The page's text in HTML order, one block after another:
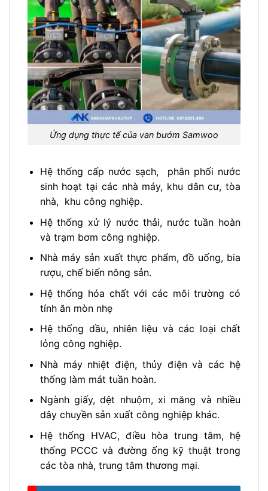
Ứng dụng thực tế của van bướm Samwoo
Hệ thống cấp nước sạch, phân phối nước
sinh hoạt tại các nhà máy, khu dân cư, tòa
nhà, khu công nghiệp.
Hệ thống xử lý nước thải, nước tuần hoàn
và trạm bơm công nghiệp.
Nhà máy sản xuất thực phẩm, đồ uống, bia
rượu, chế biến nông sản.
Hệ thống hóa chất với các môi trường có
tính ăn mòn nhẹ
Hệ thống dầu, nhiên liệu và các loại chất
lỏng công nghiệp.
Nhà máy nhiệt điện, thủy điện và các hệ
thống làm mát tuần hoàn.
Ngành giấy, dệt nhuộm, xi măng và nhiều
dây chuyền sản xuất công nghiệp khác.
Hệ thống HVAC, điều hòa trung tâm, hệ
thống PCCC và đường ống kỹ thuật trong
các tòa nhà, trung tâm thương mại.